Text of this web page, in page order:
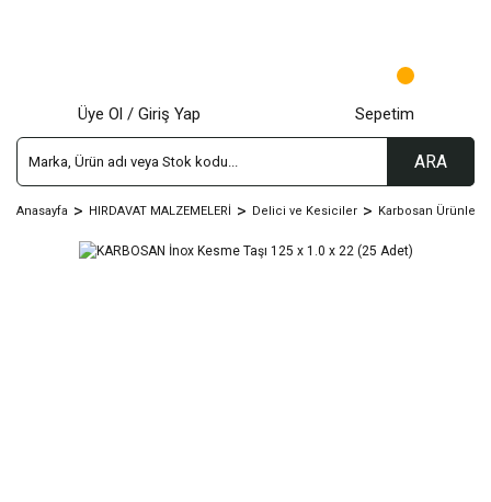
ARA
Üye Ol / Giriş Yap Sepetim
Anasayfa HIRDAVAT MALZEMELERİ Delici ve Kesiciler Karbosan Ürünleri